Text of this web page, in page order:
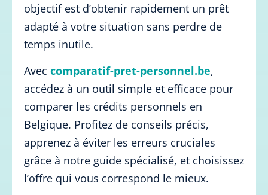
objectif est d’obtenir rapidement un prêt
adapté à votre situation sans perdre de
temps inutile.
Avec comparatif-pret-personnel.be,
accédez à un outil simple et efficace pour
comparer les crédits personnels en
Belgique. Profitez de conseils précis,
apprenez à éviter les erreurs cruciales
grâce à notre guide spécialisé, et choisissez
l’offre qui vous correspond le mieux.